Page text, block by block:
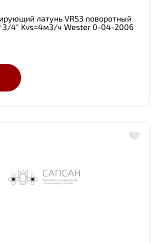
латунь VRS3 поворотный
3/4" Kvs=4м3/ч Wester 0-04-2006